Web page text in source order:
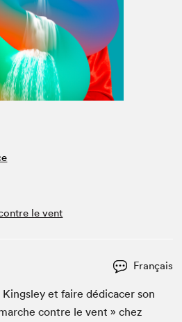
le vent
Français
et faire dédi­cac­er son
con­tre le vent » chez